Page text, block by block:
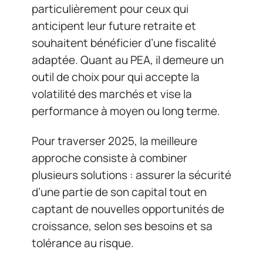
particulièrement pour ceux qui
anticipent leur future retraite et
souhaitent bénéficier d’une fiscalité
adaptée. Quant au PEA, il demeure un
outil de choix pour qui accepte la
volatilité des marchés et vise la
performance à moyen ou long terme.
Pour traverser 2025, la meilleure
approche consiste à combiner
plusieurs solutions : assurer la sécurité
d’une partie de son capital tout en
captant de nouvelles opportunités de
croissance, selon ses besoins et sa
tolérance au risque.